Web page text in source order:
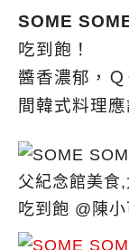
SOME
吃到飽！
醬香濃郁，
間韓式料理